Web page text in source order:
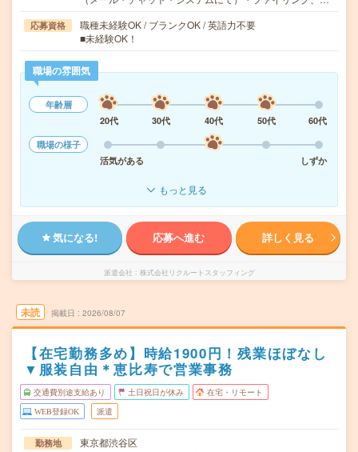
応募資格
職種未経験OK / ブランクOK / 英語力不要
■未経験OK！
職場の雰囲気
年齢層
20代
30代 40代 50代
60代
職場の様子
活気がある
しずか
もっと見る
気になる! 応募へ進む 詳しく見る
派遣会社 株式会社リクルートスタッフィング
未読 掲載日 2026/08/07
【在宅勤務多め】時給1900円！残業ほぼなし
▼服装自由＊恵比寿で営業事務
交通費別途支給あり 土日祝日が休み 在宅・リモート
WEB登録OK 派遣
勤務地
東京都渋谷区